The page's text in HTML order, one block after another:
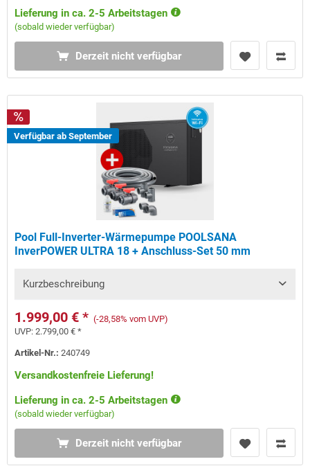
Lieferung in ca. 2-5 Arbeitstagen
(sobald wieder verfügbar)
Derzeit nicht verfügbar
Verfügbar ab September
Pool Full-Inverter-Wärmepumpe POOLSANA
InverPOWER ULTRA 18 + Anschluss-Set 50 mm
Kurzbeschreibung
1.999,00 € * (-28,58% vom UVP)
UVP:2.799,00 € *
Artikel-Nr.:240749
Versandkostenfreie Lieferung!
Lieferung in ca. 2-5 Arbeitstagen
(sobald wieder verfügbar)
Derzeit nicht verfügbar